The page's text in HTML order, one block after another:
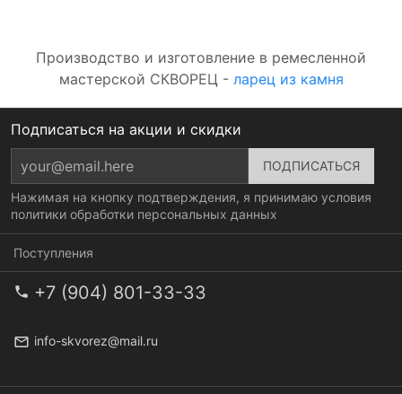
Производство и изготовление в ремесленной
мастерской СКВОРЕЦ - ларец из камня
Подписаться на акции и скидки
Нажимая на кнопку подтверждения, я принимаю условия
политики обработки персональных данных
Поступления
+7 (904) 801-33-33
info-skvorez@mail.ru